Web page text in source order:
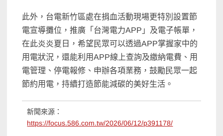
此外，台電新竹區處在捐血活動現場更特別設置節
電宣導攤位，推廣「台灣電力APP」及電子帳單，
在此炎炎夏日，希望民眾可以透過APP掌握家中的
用電狀況，還能利用APP線上查詢及繳納電費、用
電管理、停電報修、申辦各項業務，鼓勵民眾一起
節約用電，持續打造節能減碳的美好生活。
新聞來源：
https://focus.586.com.tw/2026/06/12/p391178/